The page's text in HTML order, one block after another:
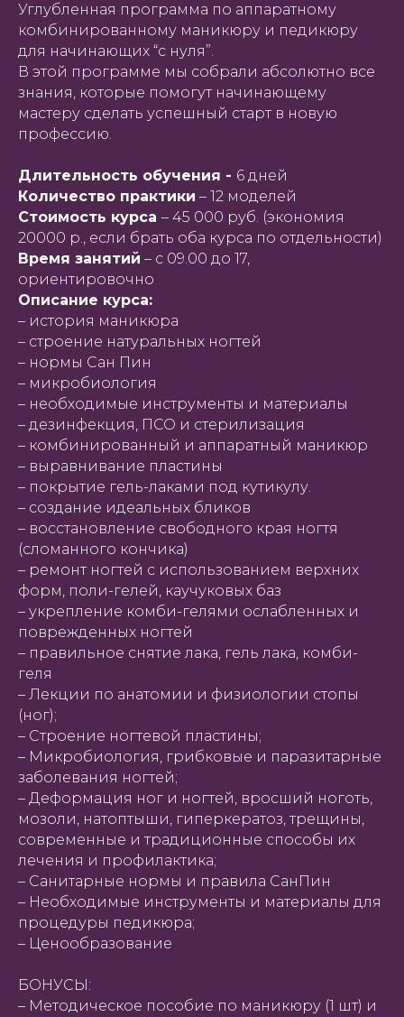
Углубленная программа по аппаратному
комбинированному маникюру и педикюру
для начинающих “с нуля”.
В этой программе мы собрали абсолютно все
знания, которые помогут начинающему
мастеру сделать успешный старт в новую
профессию.
Длительность обучения - 6 дней
Количество практики – 12 моделей
Стоимость курса – 45 000 руб. (экономия
20000 р., если брать оба курса по отдельности)
Время занятий – с 09.00 до 17,
ориентировочно
Описание курса:
– история маникюра
– строение натуральных ногтей
– нормы Сан Пин
– микробиология
– необходимые инструменты и материалы
– дезинфекция, ПСО и стерилизация
– комбинированный и аппаратный маникюр
– выравнивание пластины
– покрытие гель-лаками под кутикулу.
– создание идеальных бликов
– восстановление свободного края ногтя
(сломанного кончика)
– ремонт ногтей с использованием верхних
форм, поли-гелей, каучуковых баз
– укрепление комби-гелями ослабленных и
поврежденных ногтей
– правильное снятие лака, гель лака, комби-
геля
– Лекции по анатомии и физиологии стопы
(ног);
– Строение ногтевой пластины;
– Микробиология, грибковые и паразитарные
заболевания ногтей;
– Деформация ног и ногтей, вросший ноготь,
мозоли, натоптыши, гиперкератоз, трещины,
современные и традиционные способы их
лечения и профилактика;
– Санитарные нормы и правила СанПин
– Необходимые инструменты и материалы для
процедуры педикюра;
– Ценообразование
БОНУСЫ:
– Методическое пособие по маникюру (1 шт) и